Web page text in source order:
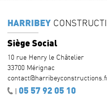
HARRIBEY
Siège Social
10 rue Henry le Châtelier
33700 Mérignac
| 05 57 92 05 10